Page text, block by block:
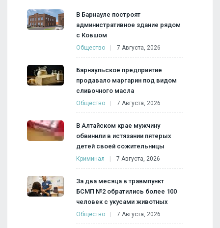
В Барнауле построят
административное здание рядом
с Ковшом
Общество 7 Августа, 2026
Барнаульское предприятие
продавало маргарин под видом
сливочного масла
Общество 7 Августа, 2026
В Алтайском крае мужчину
обвинили в истязании пятерых
детей своей сожительницы
Криминал 7 Августа, 2026
За два месяца в травмпункт
БСМП №2 обратились более 100
человек с укусами животных
Общество 7 Августа, 2026